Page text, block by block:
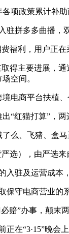
政策累计补助
拼多多曲播，
利，用户正在
主要进展，通
空间。
商平台扶植、
猫打算”，两
、飞猪、盒马
），由严选来
及运营成本
守电商营业的
”办事，颠末两
“3·15”晚会